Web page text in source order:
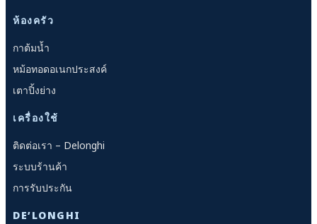
ห้องครัว
กาต้มน้ำ
หม้อทอดอเนกประสงค์
เตาปิ้งย่าง
เครื่องใช้
ติดต่อเรา – Delonghi
ระบบร้านค้า
การรับประกัน
DE’LONGHI